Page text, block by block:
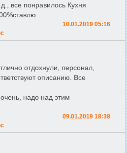
все понравилось Кухня
10.01.2019 05:16
отдохнули, персонал,
описанию. Все
надо над этим
09.01.2019 18:38